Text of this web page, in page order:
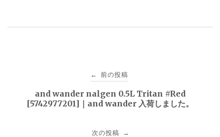
← 前の投稿
and wander nalgen 0.5L Tritan #Red
[5742977201]｜and wander 入荷しました。
次の投稿 →